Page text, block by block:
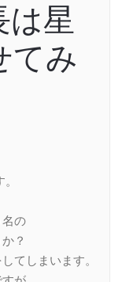
は星
てみ
の
？
てしまいます。